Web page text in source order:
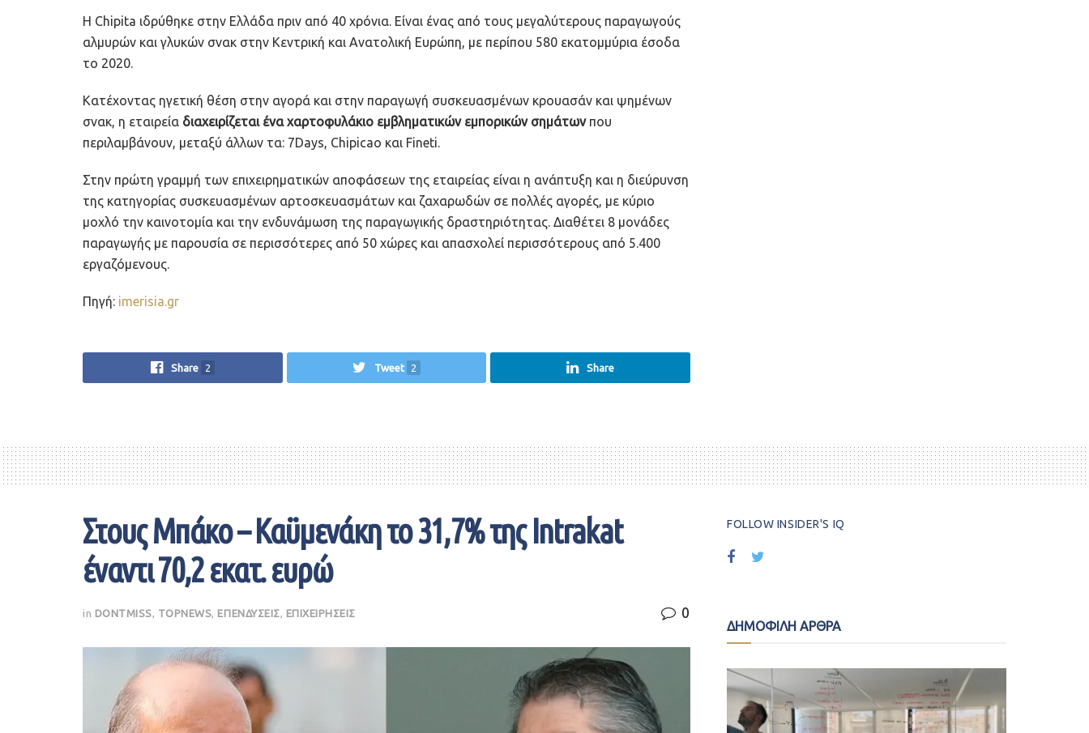
Η Chipita ιδρύθηκε στην Ελλάδα πριν από 40 χρόνια. Είναι ένας από τους μεγαλύτερους παραγωγούς
αλμυρών και γλυκών σνακ στην Κεντρική και Ανατολική Ευρώπη, με περίπου 580 εκατομμύρια έσοδα
το 2020.
Κατέχοντας ηγετική θέση στην αγορά και στην παραγωγή συσκευασμένων κρουασάν και ψημένων
σνακ, η εταιρεία διαχειρίζεται ένα χαρτοφυλάκιο εμβληματικών εμπορικών σημάτωνπου
περιλαμβάνουν, μεταξύ άλλων τα: 7Days, Chipicao και Fineti.
Στην πρώτη γραμμή των επιχειρηματικών αποφάσεων της εταιρείας είναι η ανάπτυξη και η διεύρυνση
της κατηγορίας συσκευασμένων αρτοσκευασμάτων και ζαχαρωδών σε πολλές αγορές, με κύριο
μοχλό την καινοτομία και την ενδυνάμωση της παραγωγικής δραστηριότητας. Διαθέτει 8 μονάδες
παραγωγής με παρουσία σε περισσότερες από 50 χώρες και απασχολεί περισσότερους από 5.400
εργαζόμενους.
Πηγή: imerisia.gr
Share 2 Tweet 2 Share
Στους Μπάκο – Καϋμενάκη το 31,7% της Intrakat
έναντι 70,2 εκατ. ευρώ
in DONTMISS TOPNEWS ΕΠΕΝΔΥΣΕΙΣ ΕΠΙΧΕΙΡΗΣΕΙΣ 0
FOLLOW INSIDER'S IQ
ΔΗΜΟΦΙΛΗ ΑΡΘΡΑ